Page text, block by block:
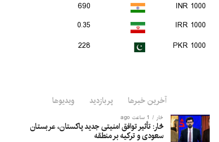
1000 INR
690
1000 IRR
0.35
1000 PKR
228
آخرین خبرها پربازدید ویدیوها
څار 1 ساعت ago
څار: تأثیر توافق امنیتی جدید پاکستان، عربستان
سعودی و ترکیه بر منطقه